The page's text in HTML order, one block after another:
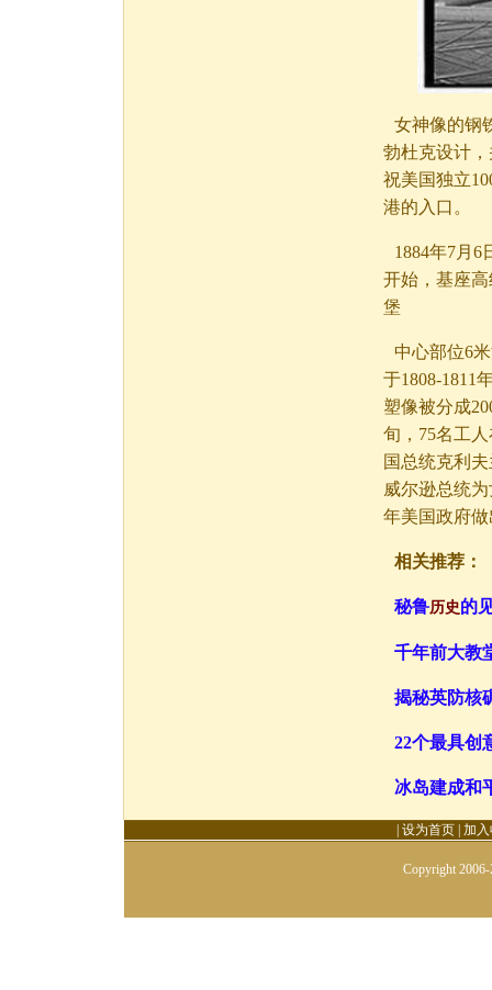
女神像的钢
勃杜克设计
祝美国独立
港的入口。
1884年7月
开始，基座
堡
中心部位6
于1808-1811
塑像被分成
旬，75名工
国总统克利
威尔逊总统
年美国政府
相关推荐：
秘鲁历史的
千年前大教
揭秘英防核
22个最具创
冰岛建成和
设为首页 加
Copyright